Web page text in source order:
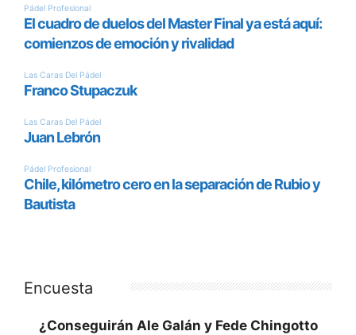
Encuesta
¿Conseguirán Ale Galán y Fede Chingotto